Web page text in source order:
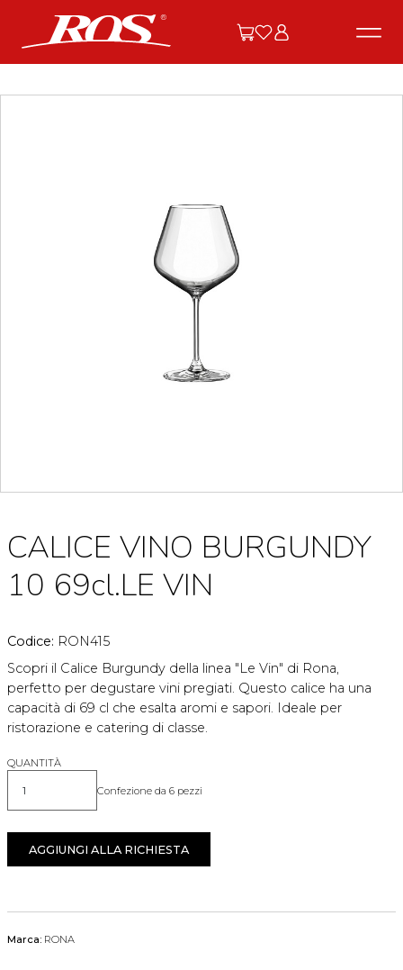
CALICE VINO BURGUNDY
10 69cl.LE VIN
Codice: RON415
Scopri il Calice Burgundy della linea "Le Vin" di Rona,
perfetto per degustare vini pregiati. Questo calice ha una
capacità di 69 cl che esalta aromi e sapori. Ideale per
ristorazione e catering di classe.
QUANTITÀ
Quantità Confezione da 6 pezzi
AGGIUNGI ALLA RICHIESTA
Marca: RONA